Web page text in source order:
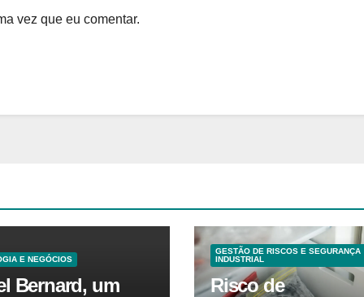
vez que eu comentar.
E NEGÓCIOS
Bernard, um
GESTÃO DE RISCOS E SEGURANÇA
INDUSTRIAL
Risco de